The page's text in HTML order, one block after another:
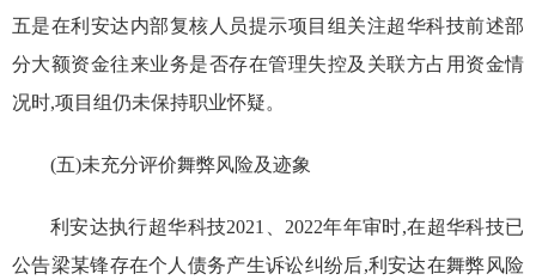
五是在利安达内部复核人员提示项目组关注超华科技前述部
分大额资金往来业务是否存在管理失控及 关联方占用资金情
况时,项目组仍未保持职业怀疑。
(五)未充分评价舞弊风险及迹象
利安达执行超华科技2021 、2022年年审时,在超华科技已
公告梁某锋存在个人债务产生诉讼纠纷后,利安达在舞弊风险